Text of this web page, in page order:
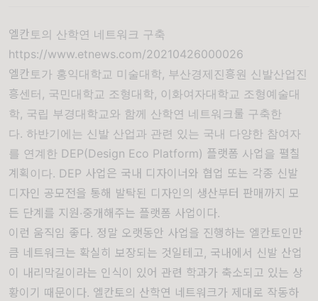
엘칸토의 산학연 네트워크 구축
https://www.etnews.com/20210426000026
엘칸토가 홍익대학교 미술대학, 부산경제진흥원 신발산업진
흥센터, 국민대학교 조형대학, 이화여자대학교 조형예술대
학, 국립 부경대학교와 함께 산학연 네트워크룰 구축한
다. 하반기에는 신발 산업과 관련 있는 국내 다양한 참여자
를 연계한 DEP(Design Eco Platform) 플랫폼 사업을 펼칠
계획이다. DEP 사업은 국내 디자이너와 협업 또는 각종 신발
디자인 공모전을 통해 발탁된 디자인의 생산부터 판매까지 모
든 단계를 지원·중개해주는 플랫폼 사업이다.
이런 움직임 좋다. 정말 오랫동안 사업을 진행하는 엘칸토인만
큼 네트워크는 확실히 보장되는 것일테고, 국내에서 신발 산업
이 내리막길이라는 인식이 있어 관련 학과가 축소되고 있는 상
황이기 때문이다. 엘칸토의 산학연 네트워크가 제대로 작동하